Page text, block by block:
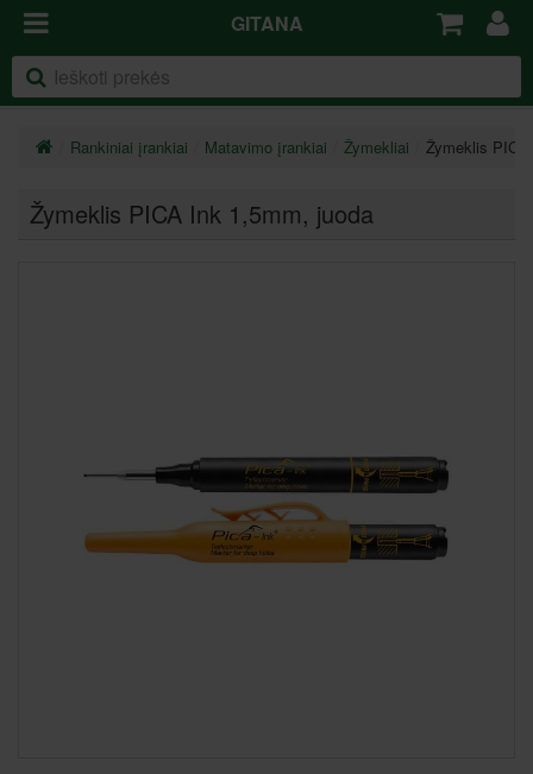
GITANA
Rankiniai įrankiai Matavimo įrankiai Žymekliai Žymeklis
Žymeklis PICA Ink 1,5mm, juoda